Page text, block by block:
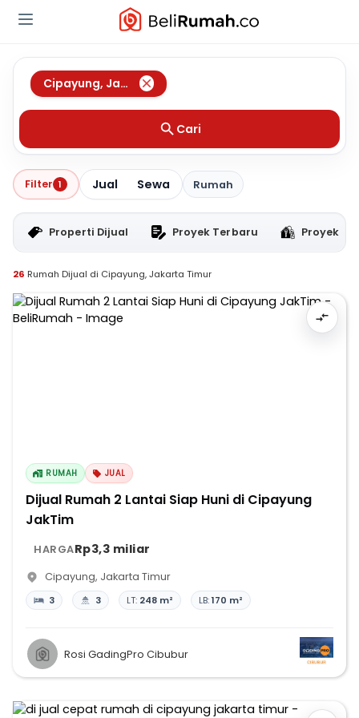
Cipayung, Jakarta Timur
Cari
Filter 1 Jual Sewa Rumah
Properti Dijual Proyek Terbaru Proyek
26 Rumah Dijual di Cipayung, Jakarta Timur
RUMAH JUAL
Dijual Rumah 2 Lantai Siap Huni di Cipayung
JakTim
HARGARp3,3 miliar
Cipayung, Jakarta Timur
3 3 LT: 248 m² LB:170 m²
Rosi GadingPro Cibubur